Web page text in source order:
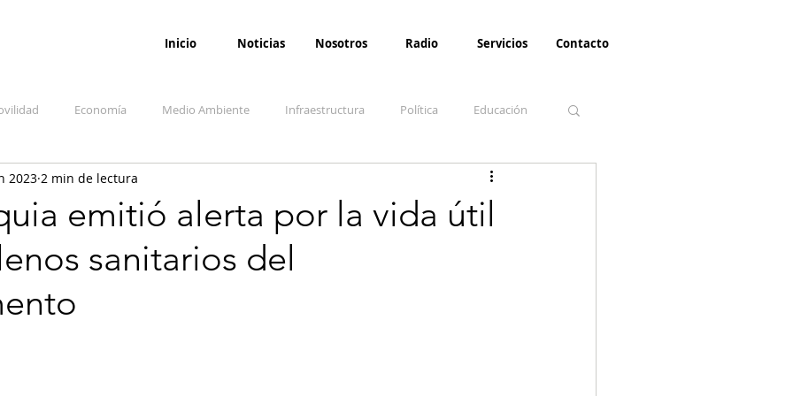
Inicio Noticias Nosotros Radio Servicios Contacto
Economía Medio Ambiente Infraestructura Política Educación
Salud Opinión Paz
Vida y sociedad Denuncia Ciudadana Conflicto armado interno
emitió alerta por la vida útil
sanitarios del
2023 2 min de lectura